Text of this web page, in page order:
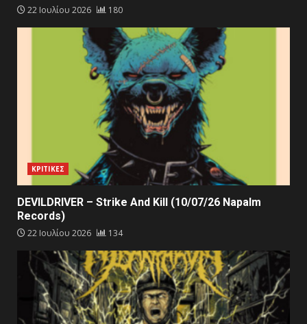
22 Ιουλίου 2026 180
ΚΡΙΤΙΚΕΣ
DEVILDRIVER – Strike And Kill (10/07/26 Napalm
Records)
22 Ιουλίου 2026 134